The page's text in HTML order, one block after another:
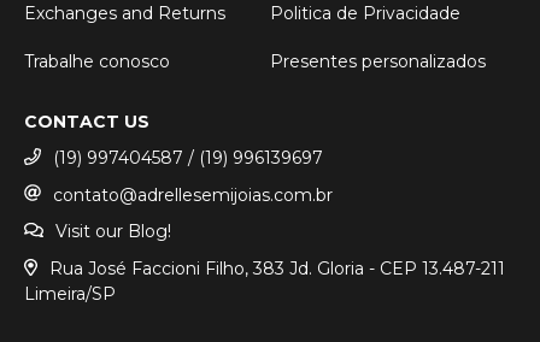
Exchanges and Returns Politica de Privacidade
Trabalhe conosco Presentes personalizados
CONTACT US
(19) 997404587 / (19) 996139697
contato@adrellesemijoias.com.br
Visit our Blog!
Rua José Faccioni Filho, 383 Jd. Gloria - CEP 13.487-211
Limeira/SP